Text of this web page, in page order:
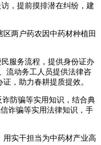
，提前摸排潜在纠纷，建
两户药农因中药材种植田
服务流程，提供身份证办
流动务工人员提供法律咨
，助力春耕提质提效。
防骗等实用知识，结合典
诈骗等实用法律知识，手
实干担当为中药材产业高